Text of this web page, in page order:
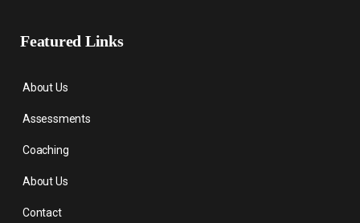
Featured Links
About Us
Assessments
Coaching
About Us
Contact